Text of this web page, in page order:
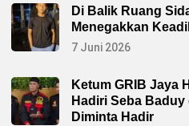
Di Balik Ruang
Menegakkan
7 Juni 2026
Ketum GRIB Jaya
Hadiri Seba
Diminta Hadir